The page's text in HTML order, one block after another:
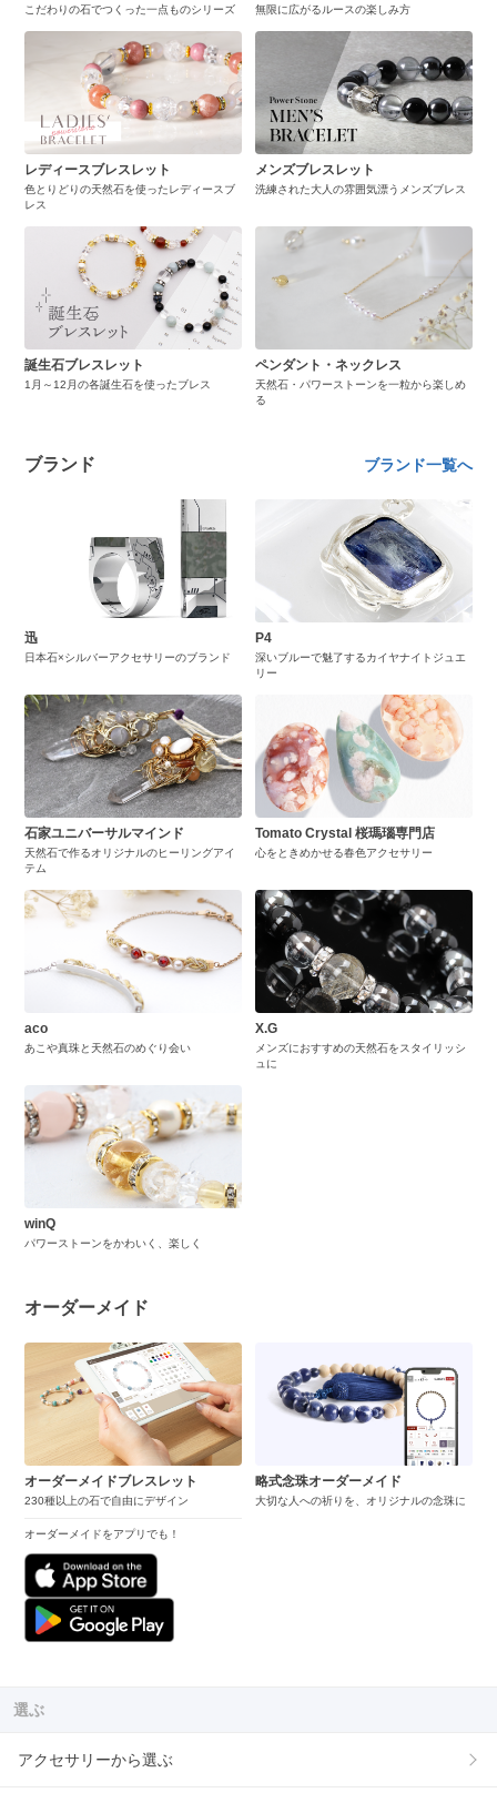
こだわりの石でつくった一点ものシリーズ 無限に広がるルースの楽しみ方
レディースブレスレット
色とりどりの天然石を使ったレディースブ
レス
メンズブレスレット
洗練された大人の雰囲気漂うメンズブレス
誕生石ブレスレット
1月～12月の各誕生石を使ったブレス
ペンダント・ネックレス
天然石・パワーストーンを一粒から楽しめ
る
ブランド ブランド一覧へ
迅
日本石×シルバーアクセサリーのブランド
P4
深いブルーで魅了するカイヤナイトジュエ
リー
石家ユニバーサルマインド
天然石で作るオリジナルのヒーリングアイ
テム
Tomato Crystal 桜瑪瑙専門店
心をときめかせる春色アクセサリー
aco
あこや真珠と天然石のめぐり会い
X.G
メンズにおすすめの天然石をスタイリッシ
ュに
winQ
パワーストーンをかわいく、楽しく
オーダーメイド
オーダーメイドブレスレット
230種以上の石で自由にデザイン
オーダーメイドをアプリでも！
略式念珠オーダーメイド
大切な人への祈りを、オリジナルの念珠に
選ぶ
アクセサリーから選ぶ